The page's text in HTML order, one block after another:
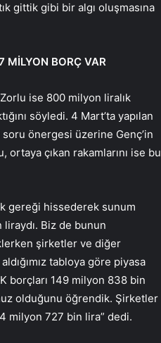
gittik gibi bir algı oluşmasına
MİLYON BORÇ VAR
ise 800 milyon liralık
söyledi. 4 Mart’ta yapılan
önergesi üzerine Genç’in
ortaya çıkan rakamlarını ise bu
gereği hissederek sunum
Biz de bunun
şirketler ve diğer
tabloya göre piyasa
borçları 149 milyon 838 bin
olduğunu öğrendik. Şirketler
milyon 727 bin lira” dedi.